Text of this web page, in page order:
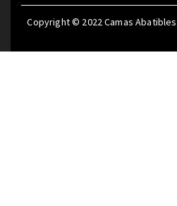
Copyright © 2022Camas Abatibles